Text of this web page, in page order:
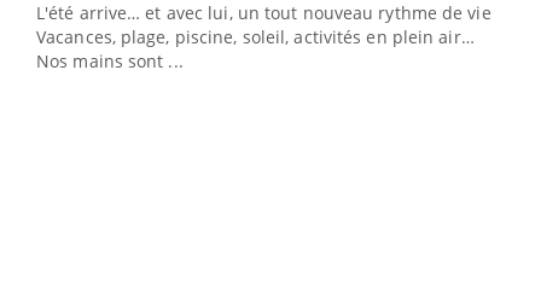
L'été arrive… et avec lui, un tout nouveau rythme de vie !
Vacances, plage, piscine, soleil, activités en plein air…
Nos mains sont ...